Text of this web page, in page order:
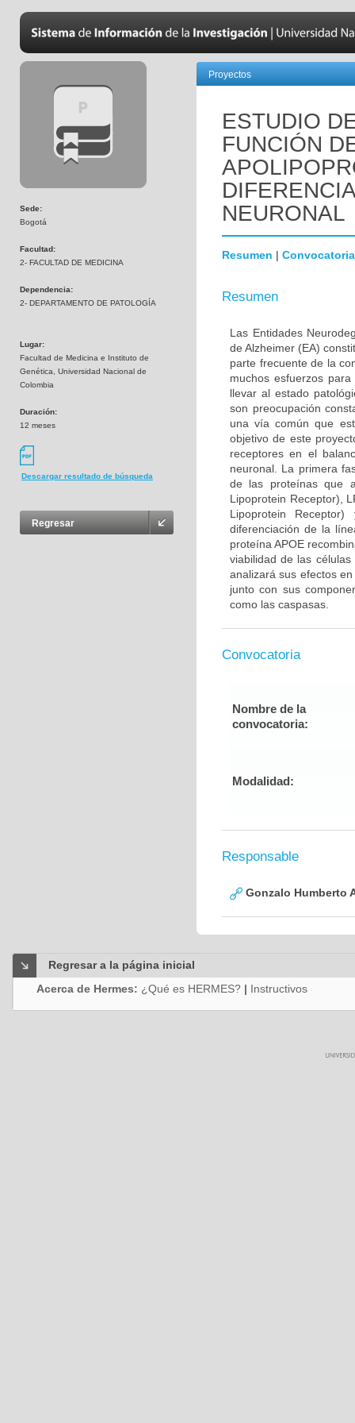
Sede:
Bogotá
Facultad:
2- FACULTAD DE MEDICINA
Dependencia:
2- DEPARTAMENTO DE PATOLOGÍA
Lugar:
Facultad de Medicina e Instituto de
Genética, Universidad Nacional de
Colombia
Duración:
12 meses
Descargar resultado de búsqueda
Regresar
Proyectos
ESTUDIO
FUNCIÓN
NEURONAL
Resumen | Convocatoria
Resumen
Las Entidades
de Alzheimer (EA)
parte frecuente de la
muchos esfuerzos
llevar al estado
son preocupación
una vía común que
objetivo de este
receptores en el
neuronal. La primera
de las proteínas que
Lipoprotein Receptor),
Lipoprotein
diferenciación de la
proteína APOE
viabilidad de las
analizará sus efectos
junto con sus
como las caspasas.
Convocatoria
Nombre de la
convocatoria:
Modalidad:
Responsable
Gonzalo Humberto
Regresar a la página inicial
Acerca de Hermes: ¿Qué es HERMES? | Instructivos